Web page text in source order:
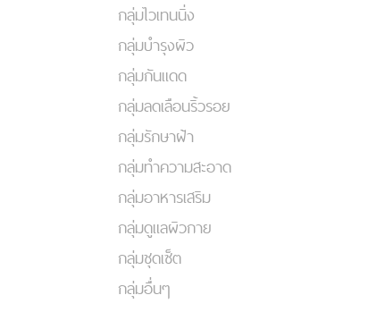
กลุ่มไวเทนนิ่ง
กลุ่มบำรุงผิว
กลุ่มกันแดด
กลุ่มลดเลือนริ้วรอย
กลุ่มรักษาฝ้า
กลุ่มทำความสะอาด
กลุ่มอาหารเสริม
กลุ่มดูแลผิวกาย
กลุ่มชุดเซ็ต
กลุ่มอื่นๆ